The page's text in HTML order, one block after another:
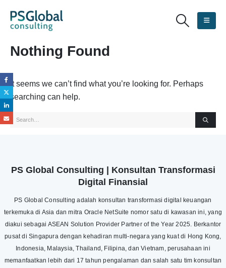
Nothing Found
It seems we can’t find what you’re looking for. Perhaps
searching can help.
PS Global Consulting | Konsultan Transformasi
Digital Finansial
PS Global Consulting adalah konsultan transformasi digital keuangan
terkemuka di Asia dan mitra Oracle NetSuite nomor satu di kawasan ini, yang
diakui sebagai ASEAN Solution Provider Partner of the Year 2025. Berkantor
pusat di Singapura dengan kehadiran multi-negara yang kuat di Hong Kong,
Indonesia, Malaysia, Thailand, Filipina, dan Vietnam, perusahaan ini
memanfaatkan lebih dari 17 tahun pengalaman dan salah satu tim konsultan